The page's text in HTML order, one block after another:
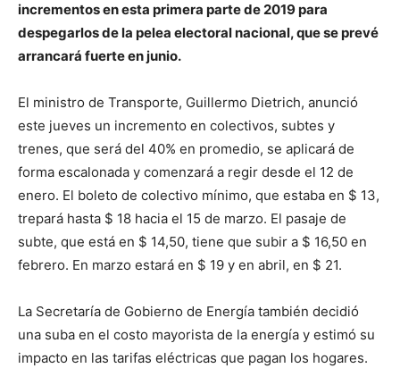
incrementos en esta primera parte de 2019 para
despegarlos de la pelea electoral nacional, que se prevé
arrancará fuerte en junio.
El ministro de Transporte, Guillermo Dietrich, anunció
este jueves un incremento en colectivos, subtes y
trenes, que será del 40% en promedio, se aplicará de
forma escalonada y comenzará a regir desde el 12 de
enero. El boleto de colectivo mínimo, que estaba en $ 13,
trepará hasta $ 18 hacia el 15 de marzo. El pasaje de
subte, que está en $ 14,50, tiene que subir a $ 16,50 en
febrero. En marzo estará en $ 19 y en abril, en $ 21.
La Secretaría de Gobierno de Energía también decidió
una suba en el costo mayorista de la energía y estimó su
impacto en las tarifas eléctricas que pagan los hogares.